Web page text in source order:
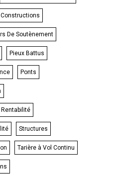
Constructions
De Soutènement
Pieux Battus
Ponts
Rentabilité
Structures
Tarière à Vol Continu